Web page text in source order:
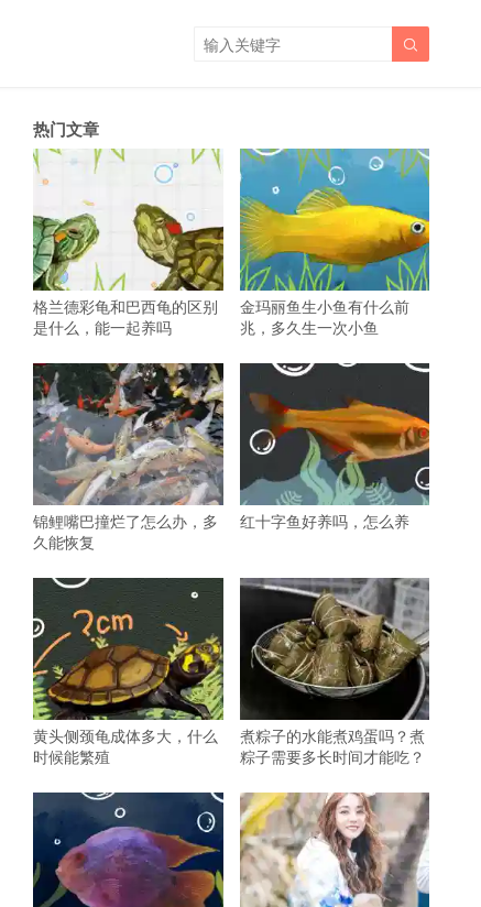

热门文章
格兰德彩龟和巴西龟的区别
是什么，能一起养吗
金玛丽鱼生小鱼有什么前
兆，多久生一次小鱼
锦鲤嘴巴撞烂了怎么办，多
久能恢复
红十字鱼好养吗，怎么养
黄头侧颈龟成体多大，什么
时候能繁殖
煮粽子的水能煮鸡蛋吗？煮
粽子需要多长时间才能吃？